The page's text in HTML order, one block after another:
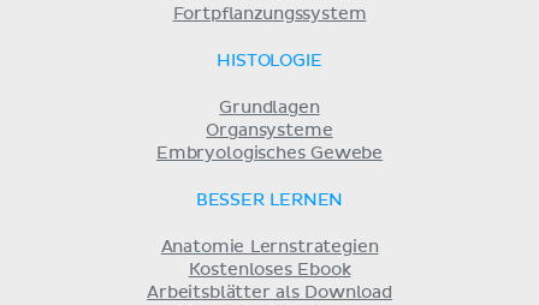
Fortpflanzungssystem
HISTOLOGIE
Grundlagen
Organsysteme
Embryologisches Gewebe
BESSER LERNEN
Anatomie Lernstrategien
Kostenloses Ebook
Arbeitsblätter als Download